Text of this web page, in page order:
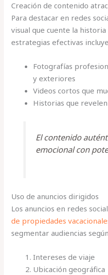
Creación de contenido
Para destacar en redes
visual que cuente la
estrategias efectivas
Fotografías
y exteriores
Videos cortos que
Historias que
El contenido
emocional con
Uso de anuncios dirigidos
Los anuncios en redes
de propiedades
segmentar audiencias
Intereses de viaje
Ubicación geográfica